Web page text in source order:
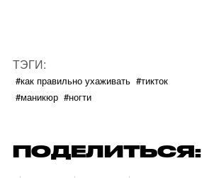
ТЭГИ:
#как правильно ухаживать #тикток
#маникюр #ногти
ПОДЕЛИТЬСЯ: